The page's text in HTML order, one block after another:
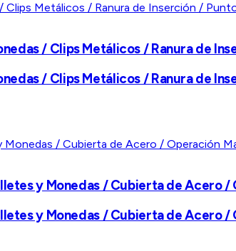
/ Clips Metálicos / Ranura de
/ Clips Metálicos / Ranura de
y Monedas / Cubierta de Acero /
y Monedas / Cubierta de Acero /